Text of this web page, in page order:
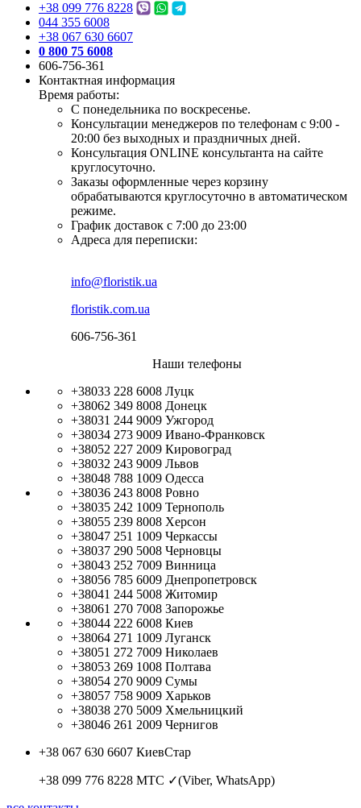
+38 099 776 8228
044 355 6008
+38 067 630 6607
0 800 75 6008
606-756-361
Контактная информация
Время работы:
С понедельника по воскресенье.
Консультации менеджеров по телефонам с 9:00 -
20:00 без выходных и праздничных дней.
Консультация ONLINE консультанта на сайте
круглосуточно.
Заказы оформленные через корзину
обрабатываются круглосуточно в автоматическом
режиме.
График доставок с 7:00 до 23:00
Адреса для переписки:
info@floristik.ua
floristik.com.ua
606-756-361
Наши телефоны
+38033 228 6008 Луцк
+38062 349 8008 Донецк
+38031 244 9009 Ужгород
+38034 273 9009 Ивано-Франковск
+38052 227 2009 Кировоград
+38032 243 9009 Львов
+38048 788 1009 Одесса
+38036 243 8008 Ровно
+38035 242 1009 Тернополь
+38055 239 8008 Херсон
+38047 251 1009 Черкассы
+38037 290 5008 Черновцы
+38043 252 7009 Винница
+38056 785 6009 Днепропетровск
+38041 244 5008 Житомир
+38061 270 7008 Запорожье
+38044 222 6008 Киев
+38064 271 1009 Луганск
+38051 272 7009 Николаев
+38053 269 1008 Полтава
+38054 270 9009 Сумы
+38057 758 9009 Харьков
+38038 270 5009 Хмельницкий
+38046 261 2009 Чернигов
+38 067 630 6607 КиевСтар
+38 099 776 8228 МТС ✓(Viber, WhatsApp)